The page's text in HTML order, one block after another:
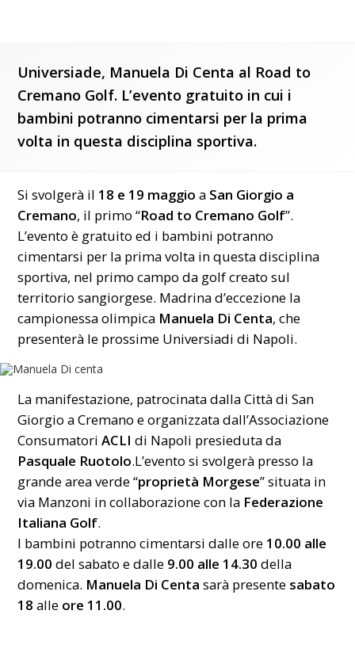
Universiade, Manuela Di Centa al Road to
Cremano Golf. L’evento gratuito in cui i
bambini potranno cimentarsi per la prima
volta in questa disciplina sportiva.
Si svolgerà il 18 e 19 maggio a San Giorgio a
Cremano, il primo “Road to Cremano Golf”.
L’evento è gratuito ed i bambini potranno
cimentarsi per la prima volta in questa disciplina
sportiva, nel primo campo da golf creato sul
territorio sangiorgese. Madrina d’eccezione la
campionessa olimpica Manuela Di Centa, che
presenterà le prossime Universiadi di Napoli.
La manifestazione, patrocinata dalla Città di San
Giorgio a Cremano e organizzata dall’Associazione
ConsumatoriACLI di Napoli presieduta da
Pasquale Ruotolo.L’evento si svolgerà presso la
grande area verde “proprietà Morgese” situata in
via Manzoni in collaborazione con la Federazione
Italiana Golf.
I bambini potranno cimentarsi dalle ore 10.00 alle
19.00 del sabato e dalle 9.00 alle 14.30 della
domenica. Manuela Di Centa sarà presente sabato
18 alle ore 11.00.